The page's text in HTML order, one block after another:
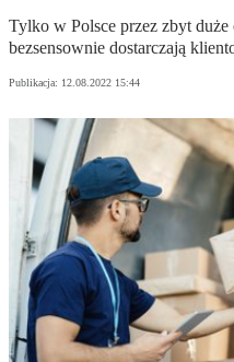
Tylko w Polsce przez zbyt
bezsensownie dostarczają
Publikacja: 12.08.2022 15:44